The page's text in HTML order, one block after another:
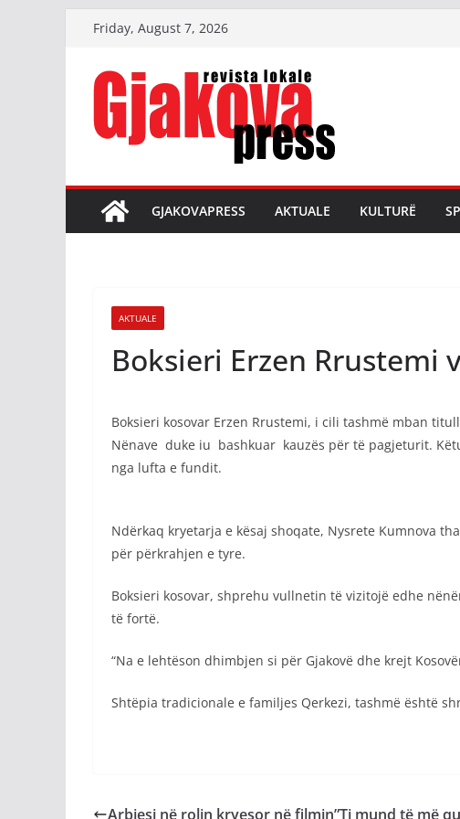
content
Friday, August 7, 2026
GJAKOVAPRESS AKTUALE KULTURË
AKTUALE
Boksieri Erzen Rrustemi
Boksieri kosovar Erzen Rrustemi, i cili tashmë mban
Nënave duke iu bashkuar kauzës për të pagjeturit.
nga lufta e fundit.
Ndërkaq kryetarja e kësaj shoqate, Nysrete Kumnova
për përkrahjen e tyre.
Boksieri kosovar, shprehu vullnetin të vizitojë edhe
të fortë.
“Na e lehtëson dhimbjen si për Gjakovë dhe krejt
Shtëpia tradicionale e familjes Qerkezi, tashmë është
Arbiesi në rolin kryesor në filmin”Ti mund të më